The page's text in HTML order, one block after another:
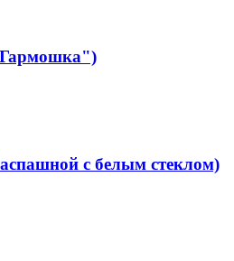
с белым стеклом)